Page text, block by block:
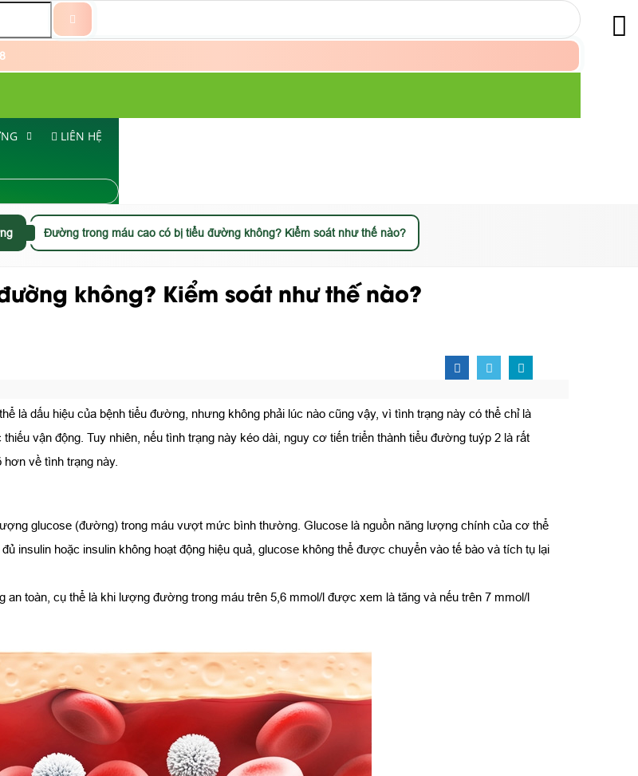
LIÊN HỆ
Đường trong máu cao có bị tiểu đường không? Kiểm soát như thế nào?
không? Kiểm soát như thế nào?
là dấu hiệu của bệnh tiểu đường, nhưng không phải lúc nào cũng vậy, vì tình trạng này có thể chỉ là
vận động. Tuy nhiên, nếu tình trạng này kéo dài, nguy cơ tiến triển thành tiểu đường tuýp 2 là rất
về tình trạng này.
glucose (đường) trong máu vượt mức bình thường. Glucose là nguồn năng lượng chính của cơ thể
insulin hoặc insulin không hoạt động hiệu quả, glucose không thể được chuyển vào tế bào và tích tụ lại
toàn, cụ thể là khi lượng đường trong máu trên 5,6 mmol/l được xem là tăng và nếu trên 7 mmol/l